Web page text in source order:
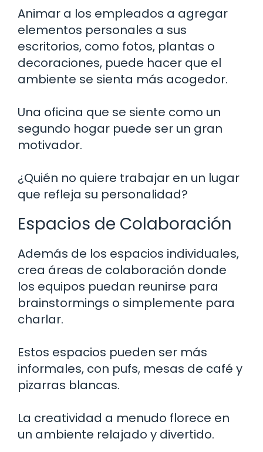
Animar a los empleados a agregar
elementos personales a sus
escritorios, como fotos, plantas o
decoraciones, puede hacer que el
ambiente se sienta más acogedor.
Una oficina que se siente como un
segundo hogar puede ser un gran
motivador.
¿Quién no quiere trabajar en un lugar
que refleja su personalidad?
Espacios de Colaboración
Además de los espacios individuales,
crea áreas de colaboración donde
los equipos puedan reunirse para
brainstormings o simplemente para
charlar.
Estos espacios pueden ser más
informales, con pufs, mesas de café y
pizarras blancas.
La creatividad a menudo florece en
un ambiente relajado y divertido.